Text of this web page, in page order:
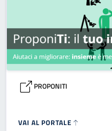
PROPONITI
VAI AL PORTALE